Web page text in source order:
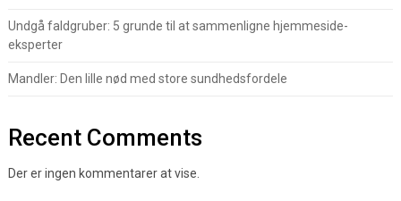
Undgå faldgruber: 5 grunde til at sammenligne hjemmeside-
eksperter
Mandler: Den lille nød med store sundhedsfordele
Recent Comments
Der er ingen kommentarer at vise.